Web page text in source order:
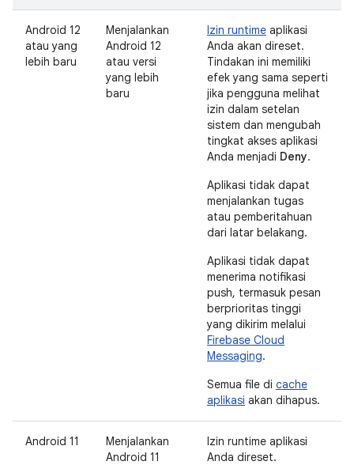
Android 12
atau yang
lebih baru
Menjalankan
Android 12
atau versi
yang lebih
baru
Izin runtime aplikasi
Anda akan direset.
Tindakan ini memiliki
efek yang sama seperti
jika pengguna melihat
izin dalam setelan
sistem dan mengubah
tingkat akses aplikasi
Anda menjadi Deny.
Aplikasi tidak dapat
menjalankan tugas
atau pemberitahuan
dari latar belakang.
Aplikasi tidak dapat
menerima notifikasi
push, termasuk pesan
berprioritas tinggi
yang dikirim melalui
Firebase Cloud
Messaging.
Semua file di cache
aplikasi akan dihapus.
Android 11
Menjalankan
Android 11
Izin runtime aplikasi
Anda direset.